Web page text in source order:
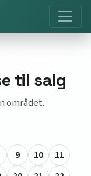
til salg
området.
9 10
11